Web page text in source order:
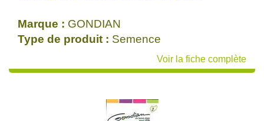
Marque : GONDIAN
Type de produit : Semence
Voir la fiche complète